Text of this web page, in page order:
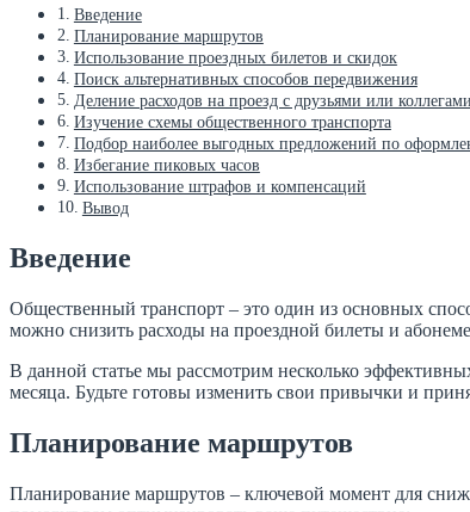
Введение
Планирование маршрутов
Использование проездных билетов и скидок
Поиск альтернативных способов передвижения
Деление расходов на проезд с друзьями или коллегами
Изучение схемы общественного транспорта
Подбор наиболее выгодных предложений по
Избегание пиковых часов
Использование штрафов и компенсаций
Вывод
Введение
Общественный транспорт – это один из основных
можно снизить расходы на проездной билеты и
В данной статье мы рассмотрим несколько
месяца. Будьте готовы изменить свои привычки и
Планирование маршрутов
Планирование маршрутов – ключевой момент для